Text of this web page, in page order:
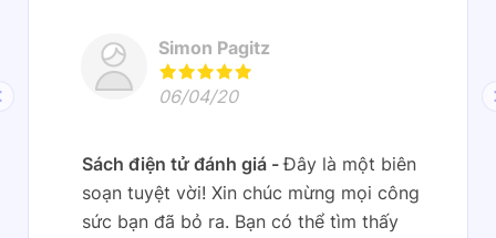
Simon Pagitz
06/04/20
Sách điện tử đánh giá
Đây là một biên
soạn tuyệt vời! Xin chúc mừng mọi công
sức bạn đã bỏ ra. Bạn có thể tìm thấy